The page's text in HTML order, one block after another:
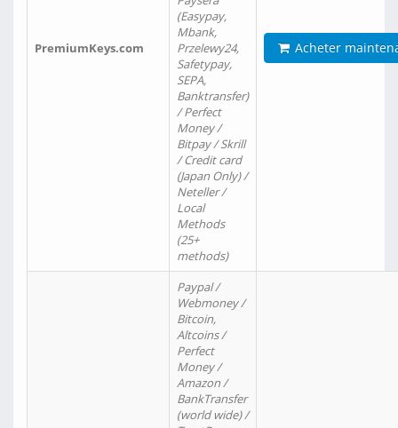
PremiumKeys.com
(Easypay,
Mbank,
Przelewy24,
Safetypay,
SEPA,
Banktransfer)
/ Perfect
Money /
Bitpay / Skrill
/ Credit card
(Japan Only) /
Neteller /
Local
Methods
(25+
methods)
Acheter
Paypal /
Webmoney /
Bitcoin,
Altcoins /
Perfect
Money /
Amazon /
BankTransfer
(world wide) /